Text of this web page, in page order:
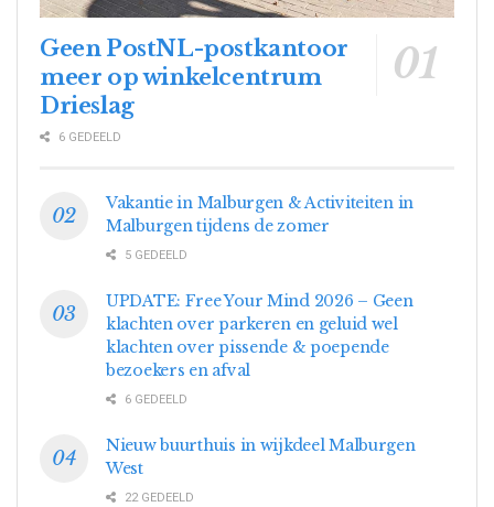
Geen PostNL-postkantoor
meer op winkelcentrum
Drieslag
6 GEDEELD
Vakantie in Malburgen & Activiteiten in
Malburgen tijdens de zomer
5 GEDEELD
UPDATE: Free Your Mind 2026 – Geen
klachten over parkeren en geluid wel
klachten over pissende & poepende
bezoekers en afval
6 GEDEELD
Nieuw buurthuis in wijkdeel Malburgen
West
22 GEDEELD